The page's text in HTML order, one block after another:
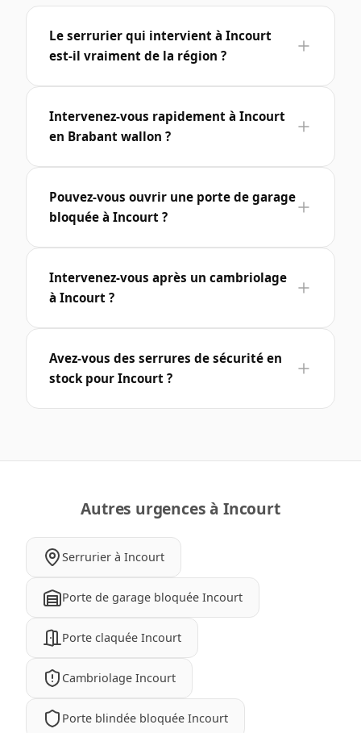
Le serrurier qui intervient à Incourt
est-il vraiment de la région ?
Intervenez-vous rapidement à Incourt
en Brabant wallon ?
Pouvez-vous ouvrir une porte de garage
bloquée à Incourt ?
Intervenez-vous après un cambriolage
à Incourt ?
Avez-vous des serrures de sécurité en
stock pour Incourt ?
Autres urgences à Incourt
Serrurier à Incourt
Porte de garage bloquée Incourt
Porte claquée Incourt
Cambriolage Incourt
Porte blindée bloquée Incourt